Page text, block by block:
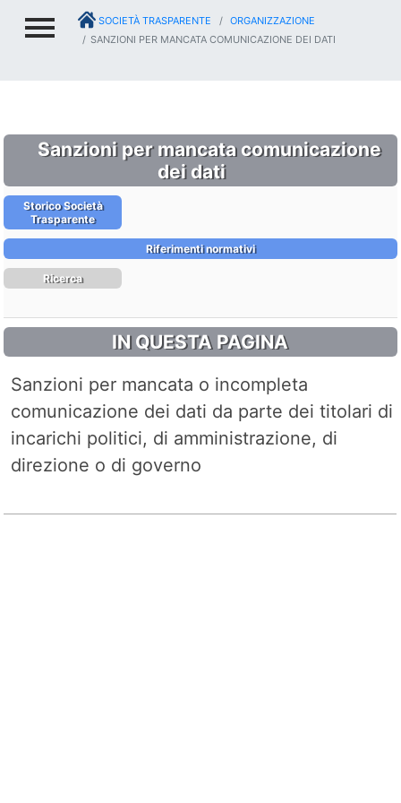
SOCIETÀ TRASPARENTE
ORGANIZZAZIONE
SANZIONI PER MANCATA COMUNICAZIONE DEI DATI
Sanzioni per mancata comunicazione
dei dati
Storico Società
Trasparente
Riferimenti normativi
Ricerca
IN QUESTA PAGINA
Sanzioni per mancata o incompleta
comunicazione dei dati da parte dei titolari di
incarichi politici, di amministrazione, di
direzione o di governo